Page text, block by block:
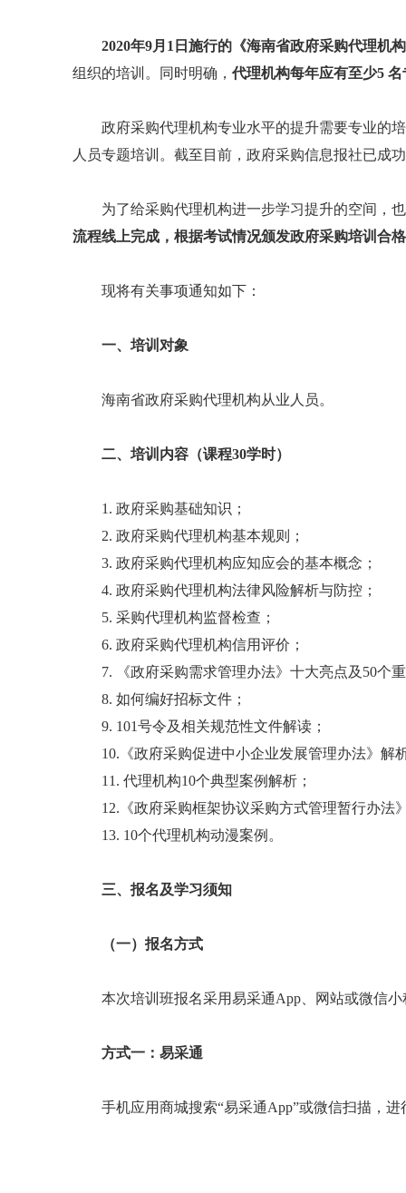
2020年9月1日施行的《海南省政府采购代理机
组织的培训。同时明确， 代理机构每年应有至少5
政府采购代理机构专业水平的提升需要专业的
人员专题培训。截至目前，政府采购信息报社已成
为了给采购代理机构进一步学习提升的空间，
流程线上完成，根据考试情况颁发政府采购培训合
现将有关事项通知如下：
一、培训对象
海南省政府采购代理机构从业人员。
二、培训内容（课程30学时）
1. 政府采购基础知识；
2. 政府采购代理机构基本规则；
3. 政府采购代理机构应知应会的基本概念；
4. 政府采购代理机构法律风险解析与防控；
5. 采购代理机构监督检查；
6. 政府采购代理机构信用评价；
7. 《政府采购需求管理办法》十大亮点及50个
8. 如何编好招标文件；
9. 101号令及相关规范性文件解读；
10.《政府采购促进中小企业发展管理办法》解
11. 代理机构10个典型案例解析；
12.《政府采购框架协议采购方式管理暂行办法
13. 10个代理机构动漫案例。
三、报名及学习须知
（一）报名方式
本次培训班报名采用易采通App、网站或微信
方式一：易采通
手机应用商城搜索“易采通App”或微信扫描，